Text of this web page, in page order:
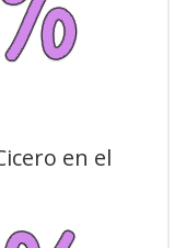
en el